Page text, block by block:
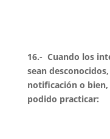
16.- Cuando los
sean
notificación o
podido practicar: